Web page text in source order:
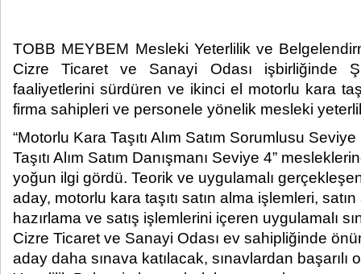
TOBB MEYBEM Mesleki Yeterlilik ve
Cizre Ticaret ve Sanayi Odası işbirliğinde
faaliyetlerini sürdüren ve ikinci el motorlu kara
firma sahipleri ve personele yönelik mesleki
“Motorlu Kara Taşıtı Alım Satım Sorumlusu
Taşıtı Alım Satım Danışmanı Seviye 4”
yoğun ilgi gördü. Teorik ve uygulamalı
aday, motorlu kara taşıtı satın alma işlemleri, satın
hazırlama ve satış işlemlerini içeren uygulamalı
Cizre Ticaret ve Sanayi Odası ev sahipliğinde
aday daha sınava katılacak, sınavlardan